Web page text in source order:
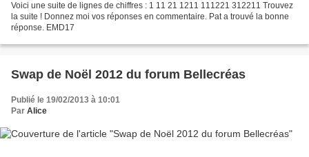
Voici une suite de lignes de chiffres : 1 11 21 1211 111221 312211 Trouvez
la suite ! Donnez moi vos réponses en commentaire. Pat a trouvé la bonne
réponse. EMD17
Swap de Noël 2012 du forum Bellecréas
Publié le 19/02/2013 à 10:01
Par Alice